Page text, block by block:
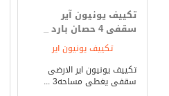
تكييف يونيون آير
سقفى 4 حصان بارد _
ساخنتكييف يونيون اير
تكييف يونيون اير الارضى
سقفى يغطى مساحه3 ...